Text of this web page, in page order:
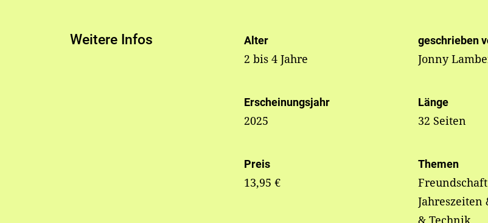
Weitere Infos Alter
2 bis 4 Jahre
geschrieben
Jonny
Erscheinungsjahr
2025
Länge
32 Seiten
Preis
13,95 €
Themen
Jahreszeiten
& Technik